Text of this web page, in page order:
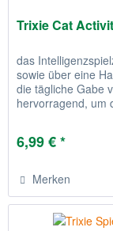
Trixie Cat
das
sowie über eine
die tägliche Gabe
hervorragend, um
6,99 € *
Merken